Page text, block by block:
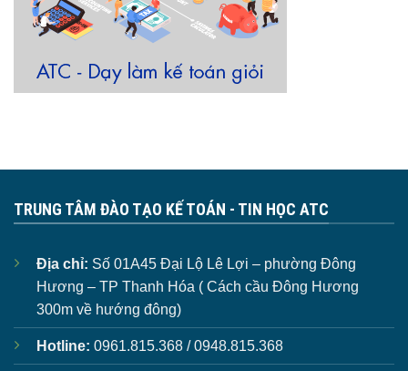
TRUNG TÂM ĐÀO TẠO KẾ TOÁN - TIN HỌC ATC
Địa chỉ: Số 01A45 Đại Lộ Lê Lợi – phường Đông
Hương – TP Thanh Hóa ( Cách cầu Đông Hương
300m về hướng đông)
Hotline: 0961.815.368 / 0948.815.368